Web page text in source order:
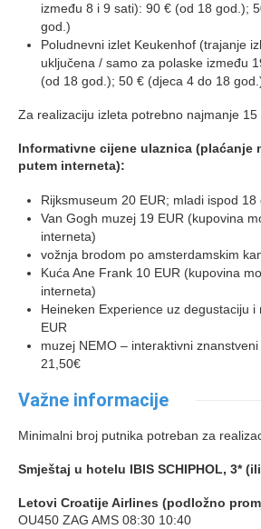
između 8 i 9 sati): 90 € (od 18 god.);
god.)
Poludnevni izlet Keukenhof (trajanje
uključena / samo za polaske između
(od 18 god.); 50 € (djeca 4 do 18
Za realizaciju izleta potrebno najmanje 15
Informativne cijene ulaznica (plaćanje
putem interneta):
Rijksmuseum 20 EUR; mladi ispod 18
Van Gogh muzej 19 EUR (kupovina
interneta)
vožnja brodom po amsterdamskim
Kuća Ane Frank 10 EUR (kupovina
interneta)
Heineken Experience uz degustaciju i
EUR
muzej NEMO – interaktivni
21,50€
Važne informacije
Minimalni broj putnika potreban za
Smještaj u hotelu IBIS SCHIPHOL, 3*
Letovi Croatije Airlines (podložno
OU450 ZAG AMS 08:30 10:40